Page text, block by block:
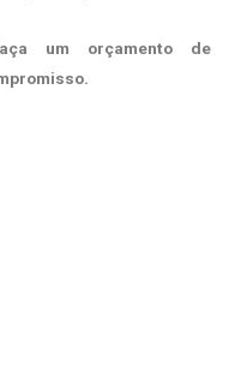
um orçamento de